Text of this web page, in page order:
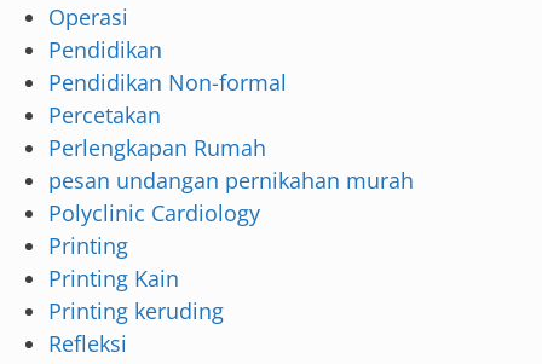
Operasi
Pendidikan
Pendidikan Non-formal
Percetakan
Perlengkapan Rumah
pesan undangan pernikahan murah
Polyclinic Cardiology
Printing
Printing Kain
Printing keruding
Refleksi